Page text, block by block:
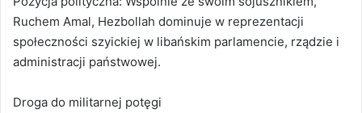
Ruchem Amal, Hezbollah dominuje w reprezentacji
społeczności szyickiej w libańskim parlamencie, rządzie i
administracji państwowej.
Droga do militarnej potęgi